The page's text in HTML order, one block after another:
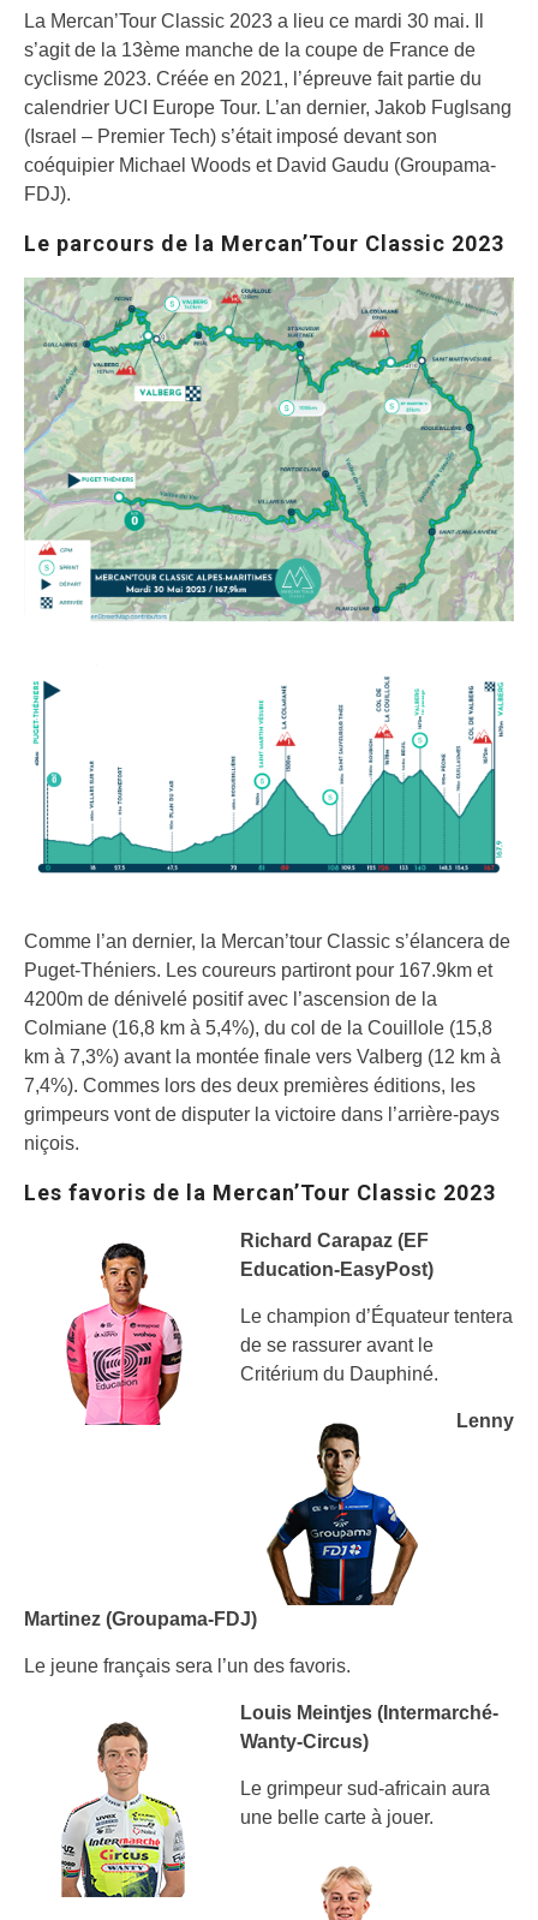
La Mercan’Tour Classic 2023 a lieu ce mardi 30 mai. Il
s’agit de la 13ème manche de la coupe de France de
cyclisme 2023. Créée en 2021, l’épreuve fait partie du
calendrier UCI Europe Tour. L’an dernier, Jakob Fuglsang
(Israel – Premier Tech) s’était imposé devant son
coéquipier Michael Woods et David Gaudu (Groupama-
FDJ).
Le parcours de la Mercan’Tour Classic 2023
Comme l’an dernier, la Mercan’tour Classic s’élancera de
Puget-Théniers. Les coureurs partiront pour 167.9km et
4200m de dénivelé positif avec l’ascension de la
Colmiane (16,8 km à 5,4%), du col de la Couillole (15,8
km à 7,3%) avant la montée finale vers Valberg (12 km à
7,4%). Commes lors des deux premières éditions, les
grimpeurs vont de disputer la victoire dans l’arrière-pays
niçois.
Les favoris de la Mercan’Tour Classic 2023
Richard Carapaz (EF
Education-EasyPost)
Le champion d’Équateur tentera
de se rassurer avant le
Critérium du Dauphiné.
Lenny
Martinez (Groupama-FDJ)
Le jeune français sera l’un des favoris.
Louis Meintjes (Intermarché-
Wanty-Circus)
Le grimpeur sud-africain aura
une belle carte à jouer.